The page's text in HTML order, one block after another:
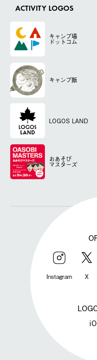
ACTIVITY LOGOS
キャンプ場
ドットコム
キャンプ飯
LOGOS LAND
おあそび
マスターズ
Instagram X